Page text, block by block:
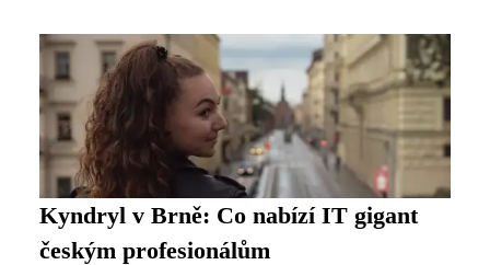
Kyndryl v Brně: Co nabízí IT gigant
českým profesionálům